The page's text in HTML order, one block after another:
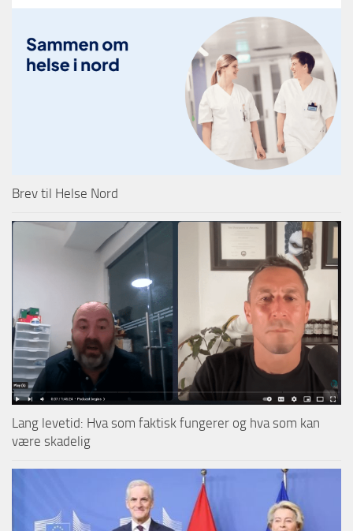
Brev til Helse Nord
Lang levetid: Hva som faktisk fungerer og hva som kan
være skadelig